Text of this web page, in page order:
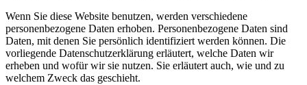
Wenn Sie diese Website benutzen, werden verschiedene
personenbezogene Daten erhoben. Personenbezogene Daten sind
Daten, mit denen Sie persönlich identifiziert werden können. Die
vorliegende Datenschutzerklärung erläutert, welche Daten wir
erheben und wofür wir sie nutzen. Sie erläutert auch, wie und zu
welchem Zweck das geschieht.